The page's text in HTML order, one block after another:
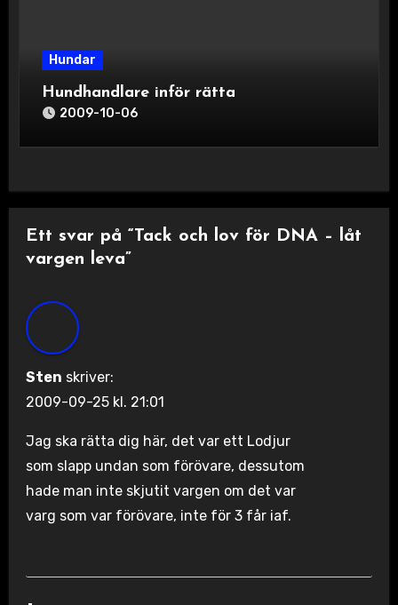
Hundar
Hundhandlare inför rätta
2009-10-06
Ett svar på “Tack och lov för DNA – låt
vargen leva”
Sten skriver:
2009-09-25 kl. 21:01
Jag ska rätta dig här, det var ett Lodjur
som slapp undan som förövare, dessutom
hade man inte skjutit vargen om det var
varg som var förövare, inte för 3 får iaf.